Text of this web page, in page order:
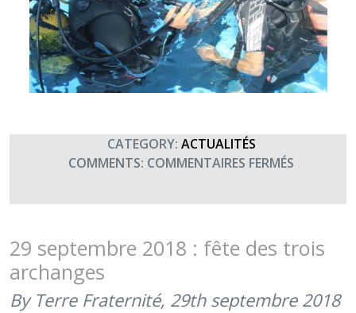
CATEGORY: ACTUALITÉS
COMMENTS: COMMENTAIRES FERMÉS
–
SUR
LES
–
29 septembre 2018 : fête des trois
archanges
By Terre Fraternité, 29th septembre 2018